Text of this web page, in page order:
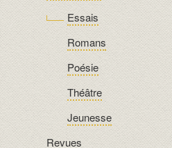
Essais
Romans
Poésie
Théâtre
Jeunesse
Revues